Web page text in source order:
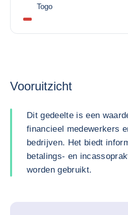
Togo
Vooruitzicht
Dit gedeelte is een
financieel medewerkers
bedrijven. Het biedt
betalings- en
worden gebruikt.